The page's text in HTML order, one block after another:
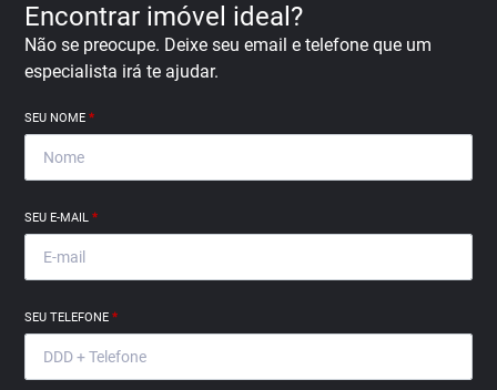
Encontrar imóvel ideal?
Não se preocupe. Deixe seu email e telefone que um
especialista irá te ajudar.
SEU NOME*
SEU E-MAIL*
SEU TELEFONE*